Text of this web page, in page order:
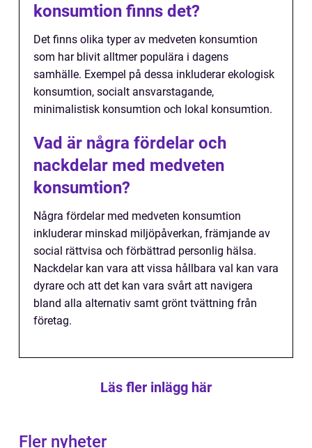
konsumtion finns det?
Det finns olika typer av medveten konsumtion
som har blivit alltmer populära i dagens
samhälle. Exempel på dessa inkluderar ekologisk
konsumtion, socialt ansvarstagande,
minimalistisk konsumtion och lokal konsumtion.
Vad är några fördelar och
nackdelar med medveten
konsumtion?
Några fördelar med medveten konsumtion
inkluderar minskad miljöpåverkan, främjande av
social rättvisa och förbättrad personlig hälsa.
Nackdelar kan vara att vissa hållbara val kan vara
dyrare och att det kan vara svårt att navigera
bland alla alternativ samt grönt tvättning från
företag.
Läs fler inlägg här
Fler nyheter